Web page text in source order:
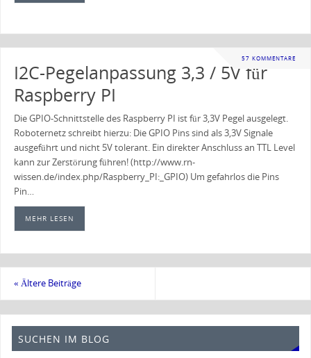
57 KOMMENTARE
I2C-Pegelanpassung 3,3 / 5V für
Raspberry PI
Die GPIO-Schnittstelle des Raspberry PI ist für 3,3V Pegel ausgelegt.
Roboternetz schreibt hierzu: Die GPIO Pins sind als 3,3V Signale
ausgeführt und nicht 5V tolerant. Ein direkter Anschluss an TTL Level
kann zur Zerstörung führen! (http://www.rn-
wissen.de/index.php/Raspberry_PI:_GPIO) Um gefahrlos die Pins
Pin…
MEHR LESEN
« Ältere Beiträge
SUCHEN IM BLOG